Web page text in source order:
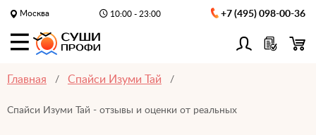
Москва 10:00 - 23:00 +7 (495) 098-00-36
Главная Спайси Изуми Тай
Спайси Изуми Тай - отзывы и оценки от реальных